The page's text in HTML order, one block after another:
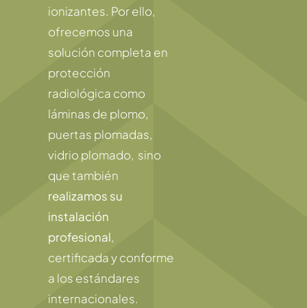
ionizantes. Por ello,
ofrecemos una
solución completa en
protección
radiológica como
láminas de plomo,
puertas plomadas,
vidrio plomado, sino
que también
realizamos su
instalación
profesional,
certificada y conforme
a los estándares
internacionales.